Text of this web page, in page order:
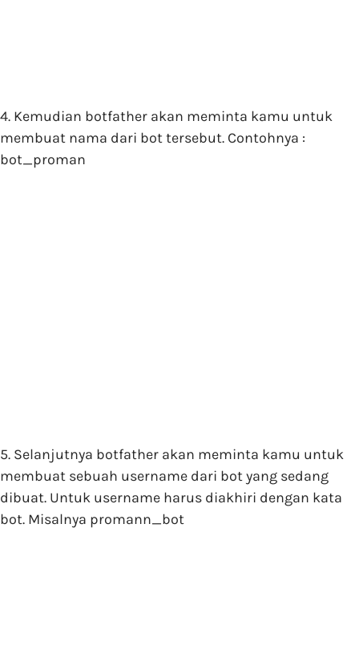
4. Kemudian botfather akan meminta kamu untuk
membuat nama dari bot tersebut. Contohnya :
bot_proman
5. Selanjutnya botfather akan meminta kamu untuk
membuat sebuah username dari bot yang sedang
dibuat. Untuk username harus diakhiri dengan kata
bot. Misalnya promann_bot